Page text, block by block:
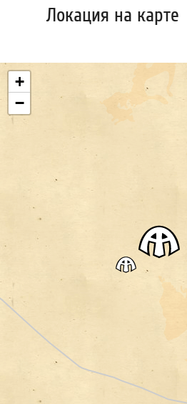
Локация на карте
+
−